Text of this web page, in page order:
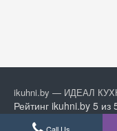
ikuhni.by — ИДЕАЛ
Рейтинг ikuhni.by 5 из
покупателей из